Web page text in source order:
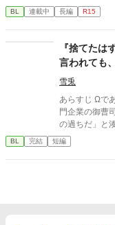
やろか？」 馴
うえ、渉は二
もやしてしま
うなって」と
がその気なら
を切り出す。
て、もう一度
BL 連載中 長編 R15
『捨てたは
言われても
雪兎
あらすじ Ωである朝霧湊は、事故のような一夜をきっかけに、名
門企業の御曹司α・九
の過ちだ」と
を選んだ。 深く傷ついた湊は、彼の前から姿を消す。 数か月後―
―。 湊の身体は、これまで誰も知らなかった希少な『遅咲きΩ』
BL 完結 短編